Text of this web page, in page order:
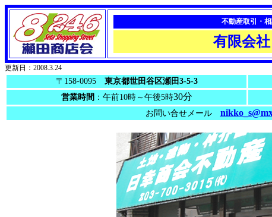
不動産取引・
有限会
更新日：2008.3.24
〒158-0095 東京都世田谷区瀬田3-5-3
営業時間 ：午前10時～午後5時30分
お問い合せメール